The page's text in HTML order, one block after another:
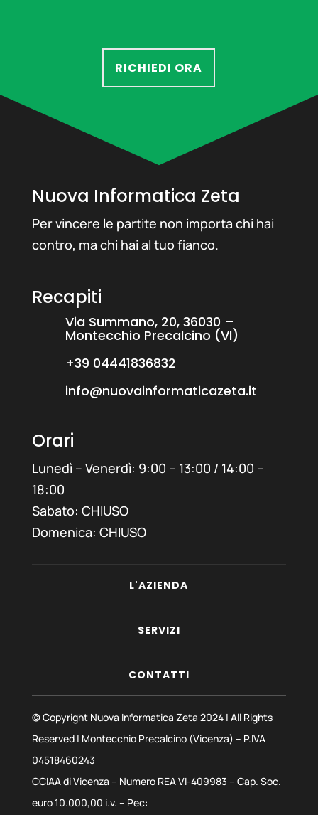
RICHIEDI ORA
Nuova Informatica Zeta
Per vincere le partite non importa chi hai
contro, ma chi hai al tuo fianco.
Recapiti
Via Summano, 20, 36030 –
Montecchio Precalcino (VI)
+39 04441836832
info@nuovainformaticazeta.it
Orari
Lunedì – Venerdì: 9:00 – 13:00 / 14:00 –
18:00
Sabato: CHIUSO
Domenica: CHIUSO
L'AZIENDA
SERVIZI
CONTATTI
© Copyright Nuova Informatica Zeta 2024 | All Rights
Reserved | Montecchio Precalcino (Vicenza) – P.IVA
04518460243
CCIAA di Vicenza – Numero REA VI-409983 – Cap. Soc.
euro 10.000,00 i.v. – Pec: